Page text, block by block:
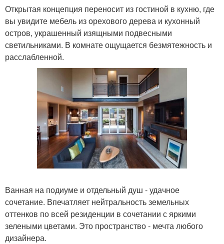
Открытая концепция переносит из гостиной в кухню, где
вы увидите мебель из орехового дерева и кухонный
остров, украшенный изящными подвесными
светильниками. В комнате ощущается безмятежность и
расслабленной.
Ванная на подиуме и отдельный душ - удачное
сочетание. Впечатляет нейтральность земельных
оттенков по всей резиденции в сочетании с яркими
зелеными цветами. Это пространство - мечта любого
дизайнера.